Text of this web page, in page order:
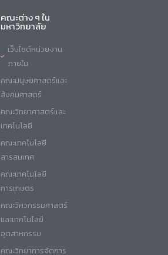
คณะต่าง ๆ ใน
มหาวิทยาลัย
เว็บไซต์หน่วยงาน
ภายใน
คณะมนุษยศาสตร์และ
สังคมศาสตร์
คณะวิทยาศาสตร์และ
เทคโนโลยี
คณะเทคโนโลยี
สารสนเทศ
คณะเทคโนโลยี
การเกษตร
คณะวิศวกรรมศาสตร์
และเทคโนโลยี
อุตสาหกรรม
คณะวิทยาการจัดการ